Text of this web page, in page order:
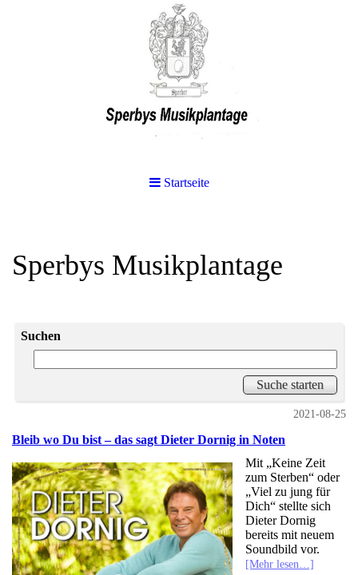
Startseite
Sperbys Musikplantage
Suchen
2021-08-25
Bleib wo Du bist – das sagt Dieter Dornig in Noten
Mit „Keine Zeit
zum Sterben“ oder
„Viel zu jung für
Dich“ stellte sich
Dieter Dornig
bereits mit neuem
Soundbild vor.
[Mehr lesen…]